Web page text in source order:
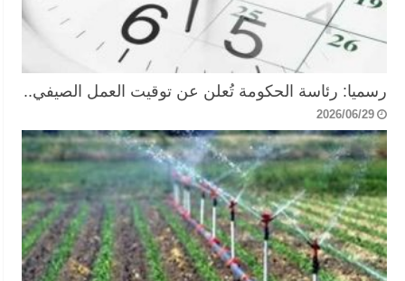
رسميا: رئاسة الحكومة تُعلن عن توقيت العمل الصيفي..
2026/06/29